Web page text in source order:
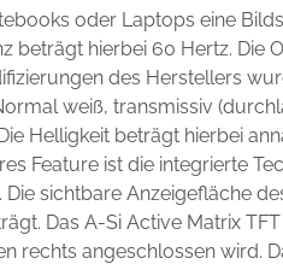
oder Laptops eine
beträgt hierbei 60 Hertz. Die
des Herstellers
weiß, transmissiv
Helligkeit beträgt hierbei
Feature ist die integrierte
sichtbare Anzeigefläche
Das A-Si Active Matrix
rechts angeschlossen wird.